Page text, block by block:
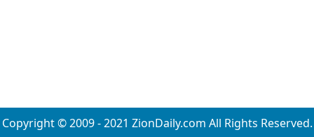
Copyright © 2009 - 2021 ZionDaily.com All Rights Reserved.